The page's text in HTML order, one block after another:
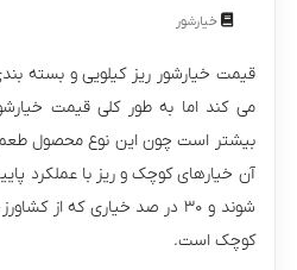
خیارشور
قیمت خیارشور ریز کیلویی و بسته
می کند اما به طور کلی قیمت
بیشتر است چون این نوع محصول طعم
آن خیارهای کوچک و ریز با عملکرد
شوند و ۳۰ در صد خیاری که از
کوچک است.